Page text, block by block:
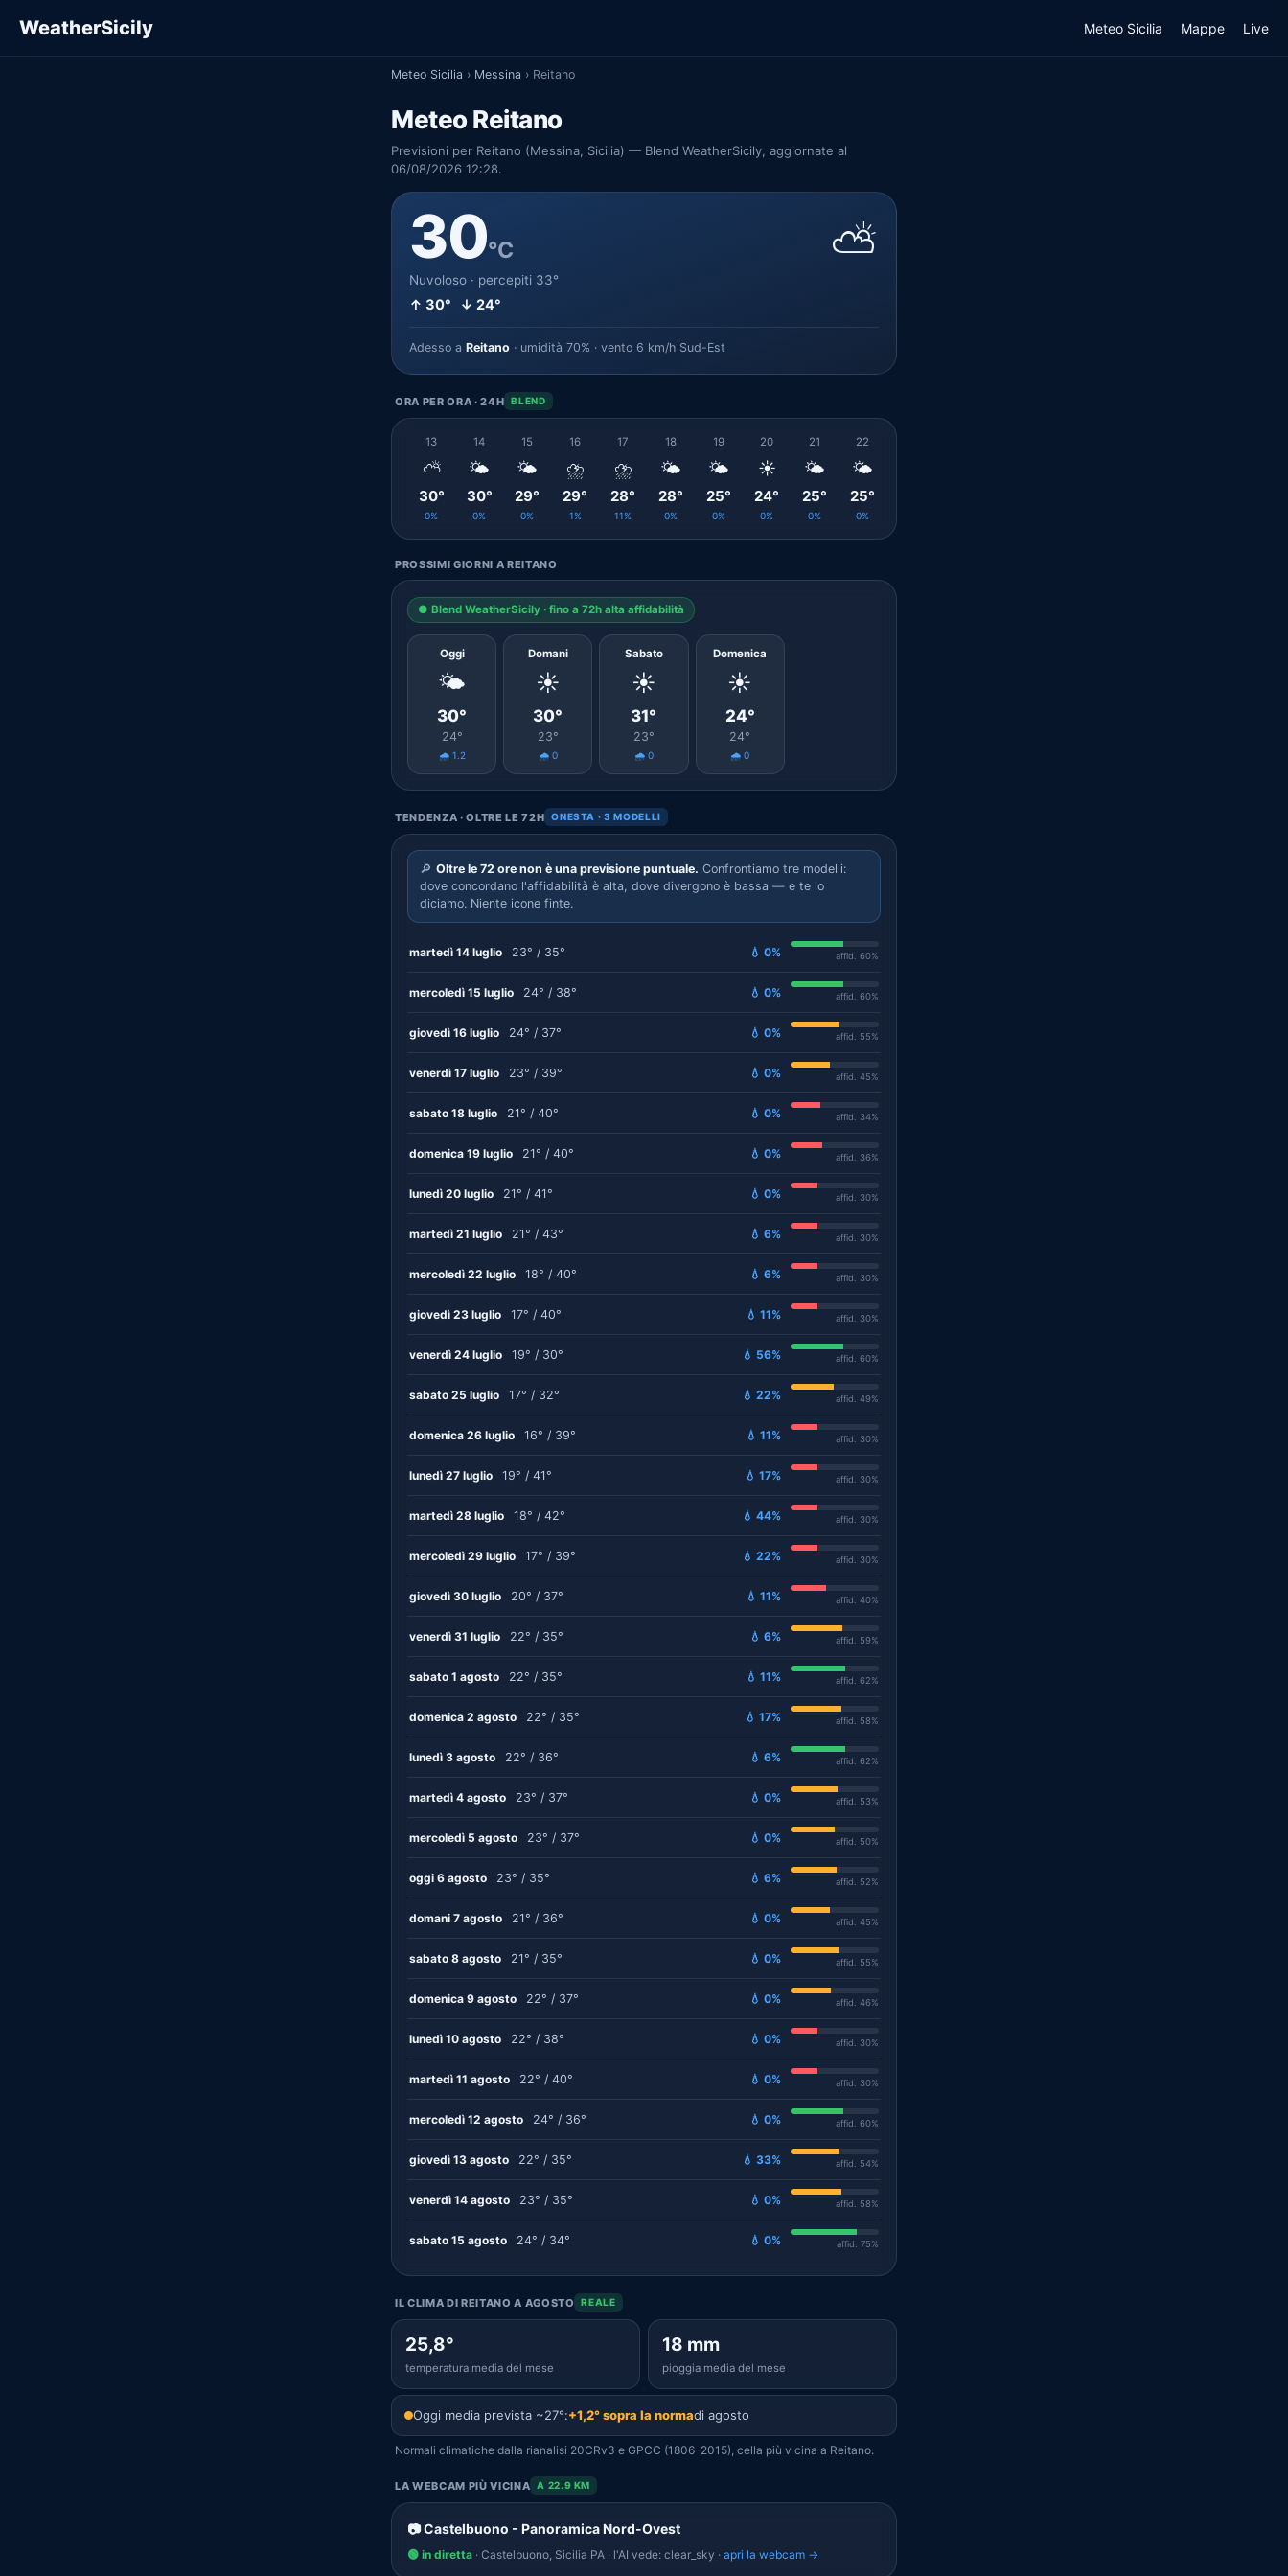
WeatherSicily Meteo Sicilia Mappe Live
Meteo Sicilia › Messina › Reitano
Meteo Reitano
Previsioni per Reitano (Messina, Sicilia) — Blend WeatherSicily, aggiornate al
06/08/2026 12:28.
30°C
Nuvoloso · percepiti 33°
↑ 30° ↓ 24°
⛅
Adesso a Reitano · umidità 70% · vento 6 km/h Sud-Est
ORA PER ORA · 24H BLEND
13
⛅
30°
0%
14
🌤️
30°
0%
15
🌤️
29°
0%
16
⛈️
29°
1%
17
⛈️
28°
11%
18
🌤️
28°
0%
19
🌤️
25°
0%
20
☀️
24°
0%
21
🌤️
25°
0%
22
🌤️
25°
0%
PROSSIMI GIORNI A REITANO
● Blend WeatherSicily · fino a 72h alta affidabilità
Oggi
🌤️
30°
24°
🌧️ 1.2
Domani
☀️
30°
23°
🌧️ 0
Sabato
☀️
31°
23°
🌧️ 0
Domenica
☀️
24°
24°
🌧️ 0
TENDENZA · OLTRE LE 72H ONESTA · 3 MODELLI
🔎 Oltre le 72 ore non è una previsione puntuale. Confrontiamo tre modelli:
dove concordano l'affidabilità è alta, dove divergono è bassa — e te lo
diciamo. Niente icone finte.
martedì 14 luglio 23° / 35° 💧 0% affid. 60%
mercoledì 15 luglio 24° / 38° 💧 0% affid. 60%
giovedì 16 luglio 24° / 37° 💧 0% affid. 55%
venerdì 17 luglio 23° / 39° 💧 0% affid. 45%
sabato 18 luglio 21° / 40° 💧 0% affid. 34%
domenica 19 luglio 21° / 40° 💧 0% affid. 36%
lunedì 20 luglio 21° / 41° 💧 0% affid. 30%
martedì 21 luglio 21° / 43° 💧 6% affid. 30%
mercoledì 22 luglio 18° / 40° 💧 6% affid. 30%
giovedì 23 luglio 17° / 40° 💧 11% affid. 30%
venerdì 24 luglio 19° / 30° 💧 56% affid. 60%
sabato 25 luglio 17° / 32° 💧 22% affid. 49%
domenica 26 luglio 16° / 39° 💧 11% affid. 30%
lunedì 27 luglio 19° / 41° 💧 17% affid. 30%
martedì 28 luglio 18° / 42° 💧 44% affid. 30%
mercoledì 29 luglio 17° / 39° 💧 22% affid. 30%
giovedì 30 luglio 20° / 37° 💧 11% affid. 40%
venerdì 31 luglio 22° / 35° 💧 6% affid. 59%
sabato 1 agosto 22° / 35° 💧 11% affid. 62%
domenica 2 agosto 22° / 35° 💧 17% affid. 58%
lunedì 3 agosto 22° / 36° 💧 6% affid. 62%
martedì 4 agosto 23° / 37° 💧 0% affid. 53%
mercoledì 5 agosto 23° / 37° 💧 0% affid. 50%
oggi 6 agosto 23° / 35° 💧 6% affid. 52%
domani 7 agosto 21° / 36° 💧 0% affid. 45%
sabato 8 agosto 21° / 35° 💧 0% affid. 55%
domenica 9 agosto 22° / 37° 💧 0% affid. 46%
lunedì 10 agosto 22° / 38° 💧 0% affid. 30%
martedì 11 agosto 22° / 40° 💧 0% affid. 30%
mercoledì 12 agosto 24° / 36° 💧 0% affid. 60%
giovedì 13 agosto 22° / 35° 💧 33% affid. 54%
venerdì 14 agosto 23° / 35° 💧 0% affid. 58%
sabato 15 agosto 24° / 34° 💧 0% affid. 75%
IL CLIMA DI REITANO A AGOSTO REALE
25,8°
temperatura media del mese
18 mm
pioggia media del mese
Oggi media prevista ~27°:+1,2° sopra la normadi agosto
Normali climatiche dalla rianalisi 20CRv3 e GPCC (1806–2015), cella più vicina a Reitano.
LA WEBCAM PIÙ VICINA A 22.9 KM
📷 Castelbuono - Panoramica Nord-Ovest
🟢 in diretta · Castelbuono, Sicilia PA · l'AI vede: clear_sky · apri la webcam →